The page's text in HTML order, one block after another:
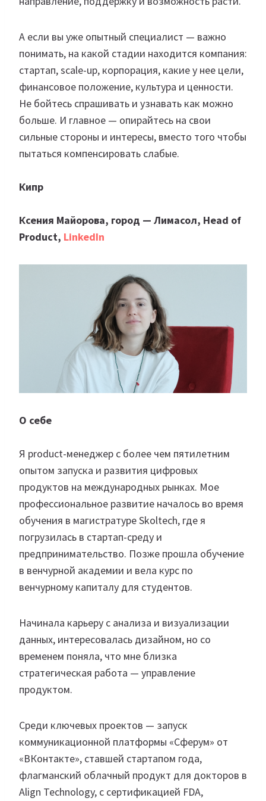
А если вы уже опытный специалист — важно
понимать, на какой стадии находится компания:
стартап, scale-up, корпорация, какие у нее цели,
финансовое положение, культура и ценности.
Не бойтесь спрашивать и узнавать как можно
больше. И главное — опирайтесь на свои
сильные стороны и интересы, вместо того чтобы
пытаться компенсировать слабые.
Кипр
Ксения Майорова, город — Лимасол, Head of
Product, LinkedIn
О себе
Я product-менеджер с более чем пятилетним
опытом запуска и развития цифровых
продуктов на международных рынках. Мое
профессиональное развитие началось во время
обучения в магистратуре Skoltech, где я
погрузилась в стартап-среду и
предпринимательство. Позже прошла обучение
в венчурной академии и вела курс по
венчурному капиталу для студентов.
Начинала карьеру с анализа и визуализации
данных, интересовалась дизайном, но со
временем поняла, что мне близка
стратегическая работа — управление
продуктом.
Среди ключевых проектов — запуск
коммуникационной платформы «Сферум» от
«ВКонтакте», ставшей стартапом года,
флагманский облачный продукт для докторов в
Align Technology, с сертификацией FDA,